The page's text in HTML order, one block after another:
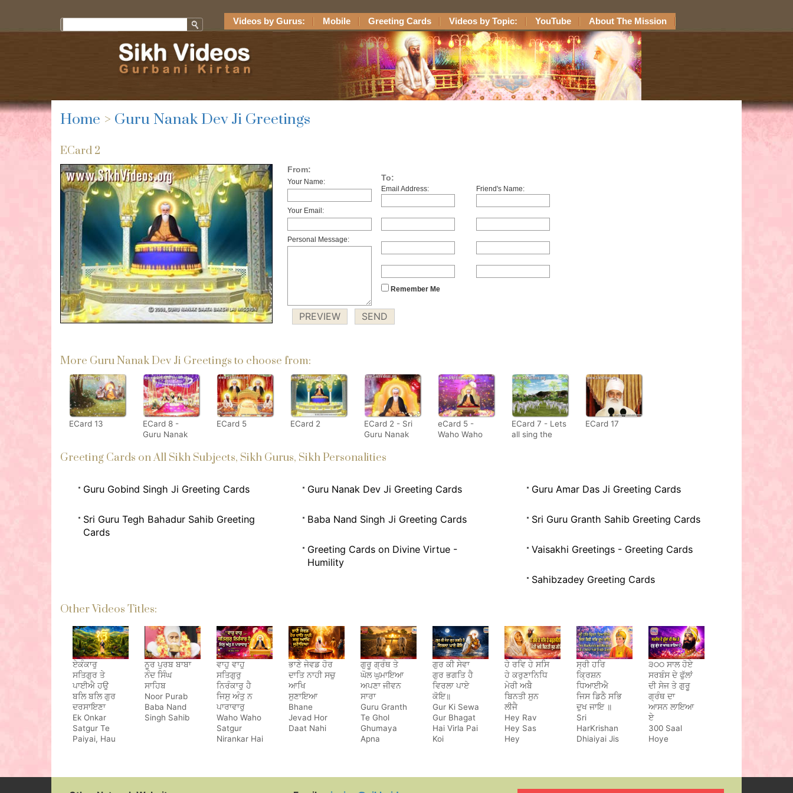
Videos by Gurus: Mobile Greeting Cards Videos by Topic: YouTube About The Mission
Home > Guru Nanak Dev Ji Greetings
ECard 2
From:
Your Name:
Your Email:
Personal Message:
To:
Email Address: Friend's Name:
Remember Me
More Guru Nanak Dev Ji Greetings to choose from:
ECard 13
ECard 8 -
Guru Nanak
explain how
ones can
transform our
ECard 5 ECard 2
ECard 2 - Sri
Guru Nanak
Master of Kali
eCard 5 -
Waho Waho
ECard 7 - Lets
all sing the
ECard 17
Greeting Cards on All Sikh Subjects, Sikh Gurus, Sikh Personalities
Guru Gobind Singh Ji Greeting Cards Guru Nanak Dev Ji Greeting Cards Guru Amar Das Ji Greeting Cards
Sri Guru Tegh Bahadur Sahib Greeting
Cards
Baba Nand Singh Ji Greeting Cards Sri Guru Granth Sahib Greeting Cards
Greeting Cards on Divine Virtue -
Humility
Vaisakhi Greetings - Greeting Cards
Sahibzadey Greeting Cards
Other Videos Titles:
ਏਕੰਕਾਰੁ
ਸਤਿਗੁਰ ਤੇ
ਪਾਈਐ ਹਉ
ਬਲਿ ਬਲਿ ਗੁਰ
ਦਰਸਾਇਣਾ
Ek Onkar
Satgur Te
Paiyai, Hau
ਨੂਰ ਪੁਰਬ ਬਾਬਾ
ਨੰਦ ਸਿੰਘ
ਸਾਹਿਬ
Noor Purab
Baba Nand
Singh Sahib
ਵਾਹੁ ਵਾਹੁ
ਸਤਿਗੁਰੁ
ਨਿਰੰਕਾਰੁ ਹੈ
ਜਿਸੁ ਅੰਤੁ ਨ
ਪਾਰਾਵਾਰੁ
Waho Waho
Satgur
Nirankar Hai
ਭਾਣੇ ਜੇਵਡ ਹੋਰ
ਦਾਤਿ ਨਾਹੀ ਸਚੁ
ਆਖਿ
ਸੁਣਾਇਆ
Bhane
Jevad Hor
Daat Nahi
ਗੁਰੂ ਗ੍ਰੰਥ ਤੇ
ਘੋਲ ਘੁਮਾਇਆ
ਅਪਣਾ ਜੀਵਨ
ਸਾਰਾ
Guru Granth
Te Ghol
Ghumaya
Apna
ਗੁਰ ਕੀ ਸੇਵਾ
ਗੁਰ ਭਗਤਿ ਹੈ
ਵਿਰਲਾ ਪਾਏ
ਕੋਇ॥
Gur Ki Sewa
Gur Bhagat
Hai Virla Pai
Koi
ਹੇ ਰਵਿ ਹੇ ਸਸਿ
ਹੇ ਕਰੁਣਾਨਿਧਿ
ਮੇਰੀ ਅਬੈ
ਬਿਨਤੀ ਸੁਨ
ਲੀਜੈ
Hey Rav
Hey Sas
Hey
ਸ੍ਰੀ ਹਰਿ
ਕ੍ਰਿਸ਼ਨ
ਧਿਆਈਐ
ਜਿਸ ਡਿਠੈ ਸਭਿ
ਦੁਖ ਜਾਇ ॥
Sri
HarKrishan
Dhiaiyai Jis
੩੦੦ ਸਾਲ ਹੋਏ
ਸਰਬੰਸ ਦੇ ਫੁੱਲਾਂ
ਦੀ ਸੇਜ ਤੇ ਗੁਰੂ
ਗ੍ਰੰਥ ਦਾ
ਆਸਨ ਲਾਇਆ
ਏ
300 Saal
Hoye